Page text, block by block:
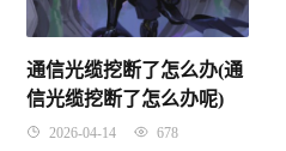
通信光缆挖断了怎么办(通
信光缆挖断了怎么办呢)
2026-04-14 678